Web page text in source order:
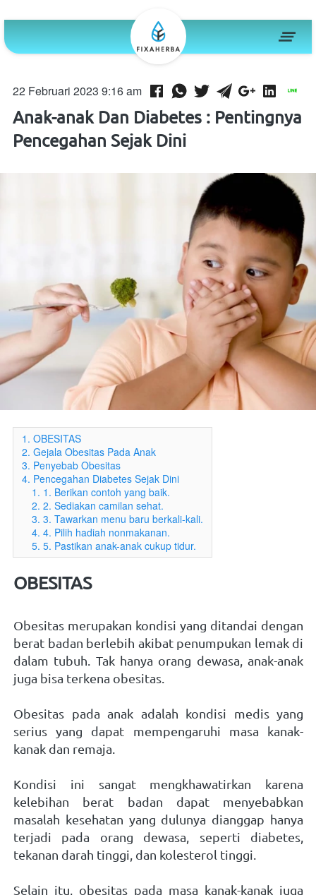
22 Februari 2023 9:16 am
Anak-anak Dan Diabetes : Pentingnya
Pencegahan Sejak Dini
1. OBESITAS
2. Gejala Obesitas Pada Anak
3. Penyebab Obesitas
4. Pencegahan Diabetes Sejak Dini
1. 1. Berikan contoh yang baik.
2. 2. Sediakan camilan sehat.
3. 3. Tawarkan menu baru berkali-kali.
4. 4. Pilih hadiah nonmakanan.
5. 5. Pastikan anak-anak cukup tidur.
OBESITAS
Obesitas merupakan kondisi yang ditandai dengan
berat badan berlebih akibat penumpukan lemak di
dalam tubuh. Tak hanya orang dewasa, anak-anak
juga bisa terkena obesitas.
Obesitas pada anak adalah kondisi medis yang
serius yang dapat mempengaruhi masa kanak-
kanak dan remaja.
Kondisi ini sangat mengkhawatirkan karena
kelebihan berat badan dapat menyebabkan
masalah kesehatan yang dulunya dianggap hanya
terjadi pada orang dewasa, seperti diabetes,
tekanan darah tinggi, dan kolesterol tinggi.
Selain itu, obesitas pada masa kanak-kanak juga